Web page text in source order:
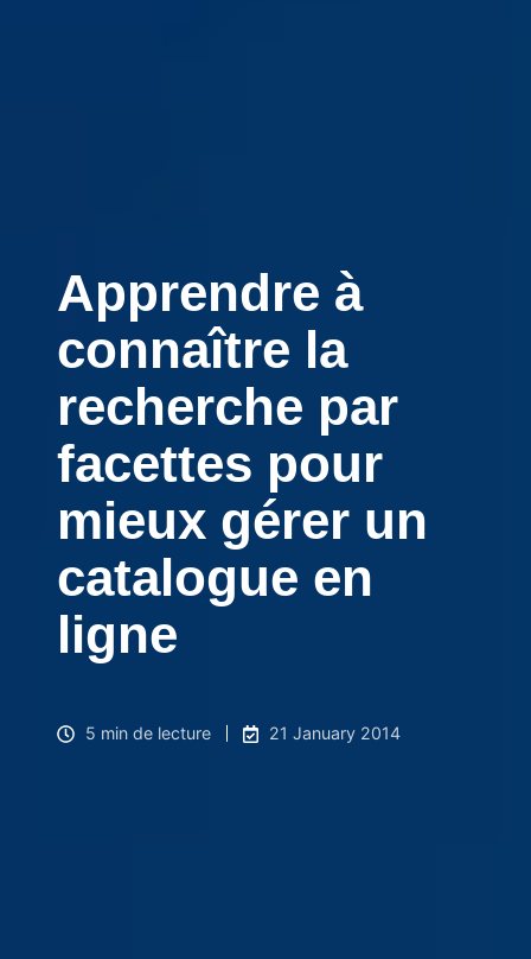
Apprendre à
connaître la
recherche par
facettes pour
mieux gérer un
catalogue en
ligne
5 min de lecture 21 January 2014